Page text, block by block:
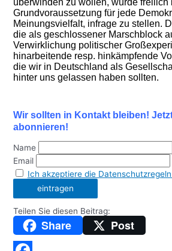
Grundvoraussetzung für jede
Meinungsvielfalt, infrage zu stellen.
die als geschlossener Marschblock
Verwirklichung politischer
hinarbeitende resp. hinkämpfende
die wir in Deutschland als
hinter uns gelassen haben sollten.
Wir sollten in Kontakt bleiben!
abonnieren!
Name
Email
Ich akzeptiere die
Teilen Sie diesen Beitrag:
Share Post